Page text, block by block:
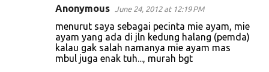
Anonymous June 24, 2012 at 12:19 PM
menurut saya sebagai pecinta mie ayam, mie
ayam yang ada di jln kedung halang (pemda)
kalau gak salah namanya mie ayam mas
mbul juga enak tuh..., murah bgt